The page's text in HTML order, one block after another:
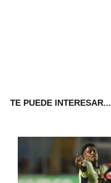
TE PUEDE INTERESAR...